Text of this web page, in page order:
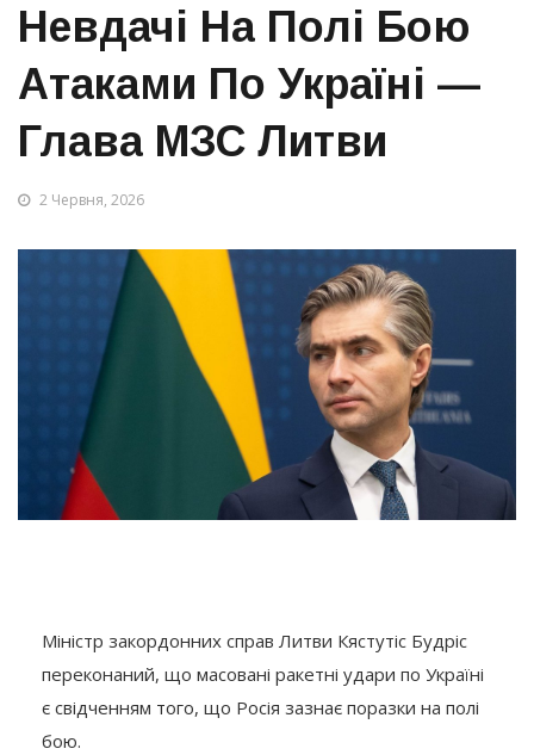
Невдачі На Полі Бою
Атаками По Україні —
Глава МЗС Литви
2 Червня, 2026
Міністр закордонних справ Литви Кястутіс Будріс
переконаний, що масовані ракетні удари по Україні
є свідченням того, що Росія зазнає поразки на полі
бою.